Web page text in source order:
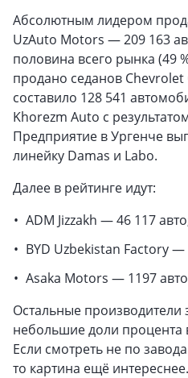
Абсолютным лидером
UzAuto Motors — 209 163
половина всего рынка (49
продано седанов Chevrolet
составило 128 541
Khorezm Auto с
Предприятие в Ургенче
линейку Damas и Labo.
Далее в рейтинге идут:
ADM Jizzakh — 46 117
BYD Uzbekistan Factory —
Asaka Motors — 1197
Остальные
небольшие доли
Если смотреть не по
то картина ещё интереснее.